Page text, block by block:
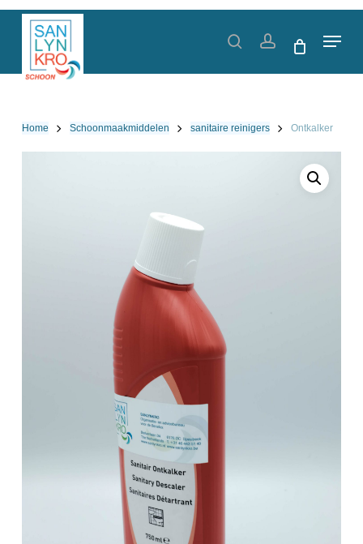
Skip
content
search account Menu
Home Schoonmaakmiddelen sanitaire reinigers Ontkalker